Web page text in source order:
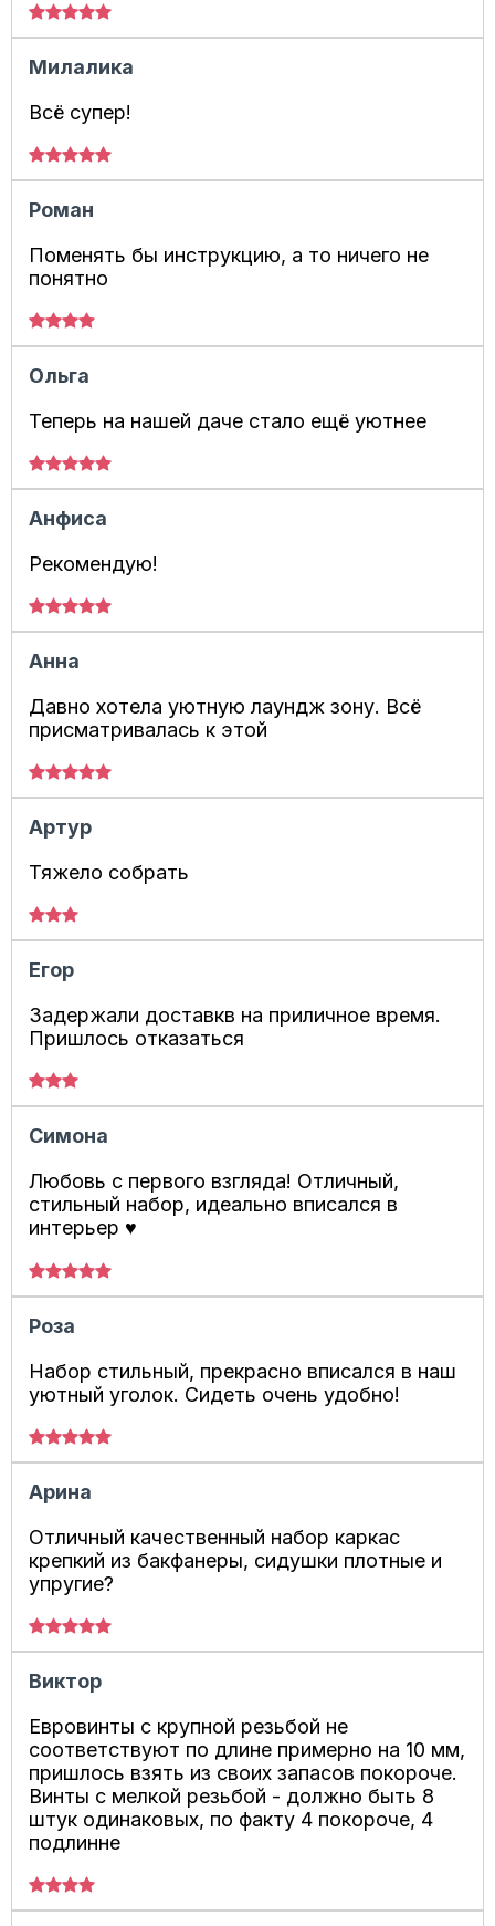
Милалика
Всё супер!
Роман
Поменять бы инструкцию, а то ничего не
понятно
Ольга
Теперь на нашей даче стало ещё уютнее
Анфиса
Рекомендую!
Анна
Давно хотела уютную лаундж зону. Всё
присматривалась к этой
Артур
Тяжело собрать
Егор
Задержали доставкв на приличное время.
Пришлось отказаться
Симона
Любовь с первого взгляда! Отличный,
стильный набор, идеально вписался в
интерьер ♥️
Роза
Набор стильный, прекрасно вписался в наш
уютный уголок. Сидеть очень удобно!
Арина
Отличный качественный набор каркас
крепкий из бакфанеры, сидушки плотные и
упругие?
Виктор
Евровинты с крупной резьбой не
соответствуют по длине примерно на 10 мм,
пришлось взять из своих запасов покороче.
Винты с мелкой резьбой - должно быть 8
штук одинаковых, по факту 4 покороче, 4
подлинне